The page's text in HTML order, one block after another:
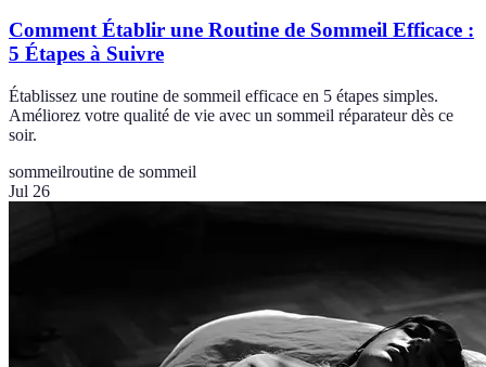
Comment Établir une Routine de Sommeil Efficace :
5 Étapes à Suivre
Établissez une routine de sommeil efficace en 5 étapes simples.
Améliorez votre qualité de vie avec un sommeil réparateur dès ce
soir.
sommeilroutine de sommeil
Jul 26